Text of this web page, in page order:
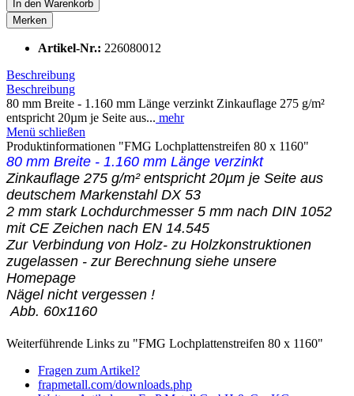
In den Warenkorb
Merken
Artikel-Nr.: 226080012
Beschreibung
Beschreibung
80 mm Breite - 1.160 mm Länge verzinkt Zinkauflage 275 g/m²
entspricht 20µm je Seite aus... mehr
Menü schließen
Produktinformationen "FMG Lochplattenstreifen 80 x 1160"
80 mm Breite - 1.160 mm Länge verzinkt
Zinkauflage 275 g/m² entspricht 20µm je Seite aus
deutschem Markenstahl DX 53
2 mm stark Lochdurchmesser 5 mm nach DIN 1052
mit CE Zeichen nach EN 14.545
Zur Verbindung von Holz- zu Holzkonstruktionen
zugelassen - zur Berechnung siehe unsere
Homepage
Nägel nicht vergessen !
Abb. 60x1160
Weiterführende Links zu "FMG Lochplattenstreifen 80 x 1160"
Fragen zum Artikel?
frapmetall.com/downloads.php